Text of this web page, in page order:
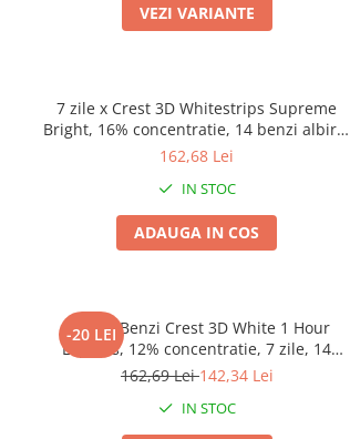
VEZI VARIANTE
7 zile x Crest 3D Whitestrips Supreme
Bright, 16% concentratie, 14 benzi albire,
nivel albire 9, aplicare 60 min, benzi
162,68 Lei
IN STOC
ADAUGA IN COS
-20 LEI
7 zile x Benzi Crest 3D White 1 Hour
Express, 12% concentratie, 7 zile, 14
benzi, aplicare 60 min, benzi albire dinti,
162,69 Lei142,34 Lei
IN STOC